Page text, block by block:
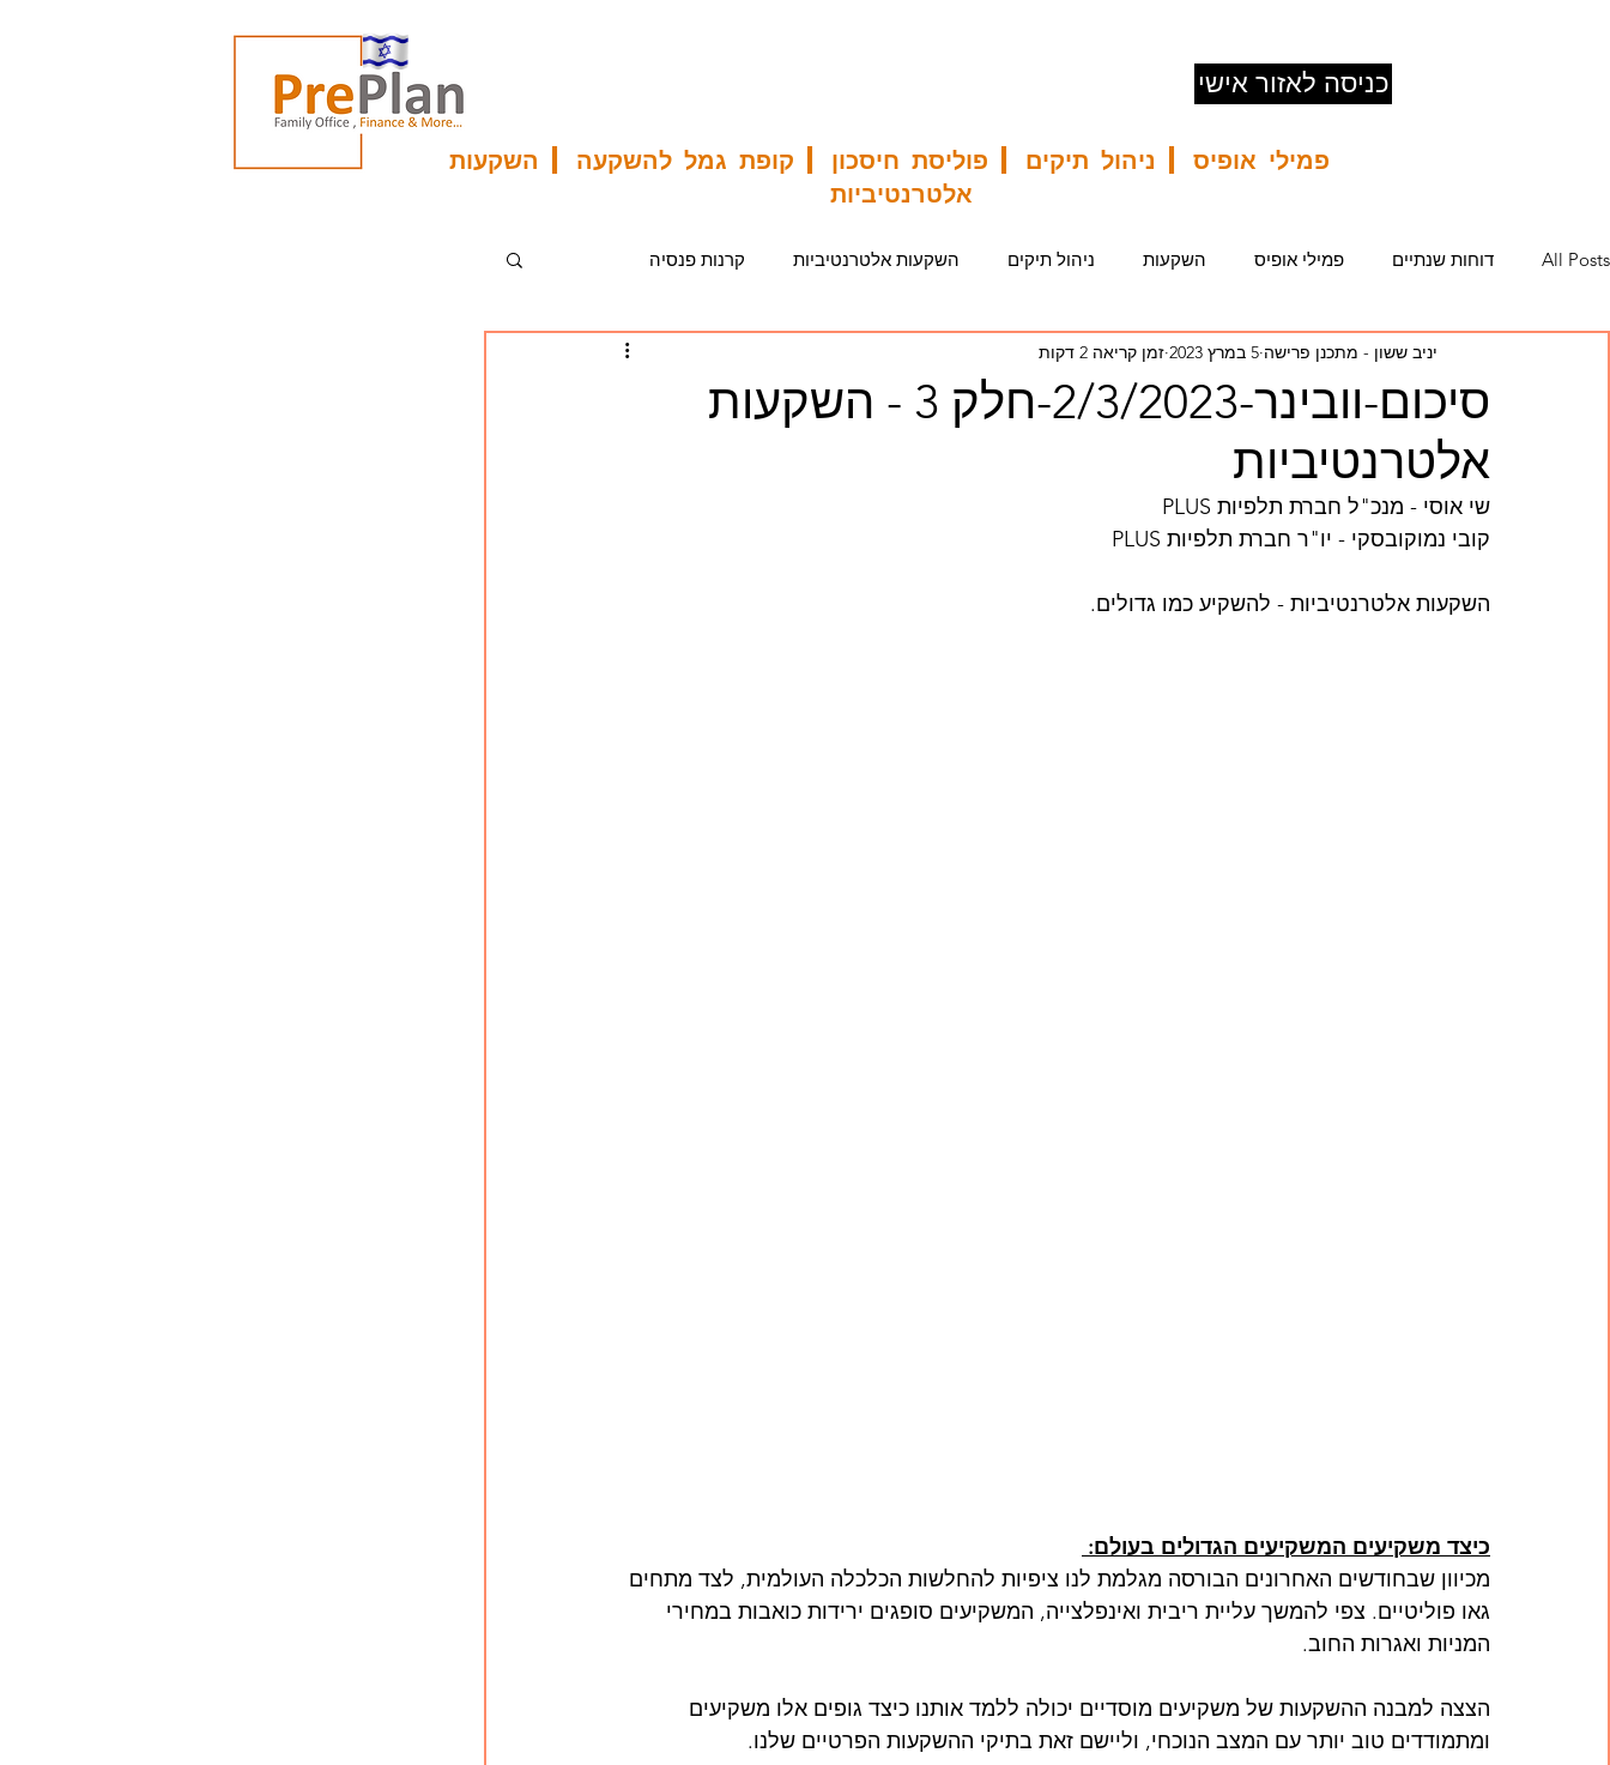
פמילי אופיס | ניהול תיקים | פוליסת חיסכון | קופת גמל להשקעה | השקעות
אלטרנטיביות
כניסה לאזור אישי
All Posts דוחות שנתיים פמילי אופיס השקעות ניהול תיקים השקעות אלטרנטיביות קרנות פנסיה
קופת גמל פוליסת חיסכון פיננסי החזר מס לשכירים סקירה כלכלית
סיכום-וובינר-2/3/2023-חלק 3 - השקעות
אלטרנטיביות
יניב ששון - מתכנן פרישה 5 במרץ 2023 זמן קריאה 2 דקות
שי אוסי - מנכ"ל חברת תלפיות PLUS
קובי נמוקובסקי - יו"ר חברת תלפיות PLUS
השקעות אלטרנטיביות - להשקיע כמו גדולים.
כיצד משקיעים המשקיעים הגדולים בעולם:
מכיוון שבחודשים האחרונים הבורסה מגלמת לנו ציפיות להחלשות הכלכלה העולמית, לצד מתחים
גאו פוליטיים. צפי להמשך עליית ריבית ואינפלצייה, המשקיעים סופגים ירידות כואבות במחירי
המניות ואגרות החוב.
הצצה למבנה ההשקעות של משקיעים מוסדיים יכולה ללמד אותנו כיצד גופים אלו משקיעים
ומתמודדים טוב יותר עם המצב הנוכחי, וליישם זאת בתיקי ההשקעות הפרטיים שלנו.